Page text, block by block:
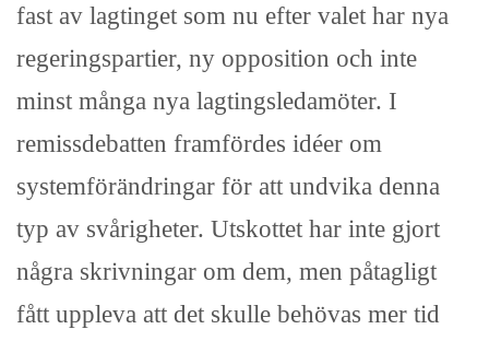
fast av lagtinget som nu efter valet har nya
regeringspartier, ny opposition och inte
minst många nya lagtingsledamöter. I
remissdebatten framfördes idéer om
systemförändringar för att undvika denna
typ av svårigheter. Utskottet har inte gjort
några skrivningar om dem, men påtagligt
fått uppleva att det skulle behövas mer tid